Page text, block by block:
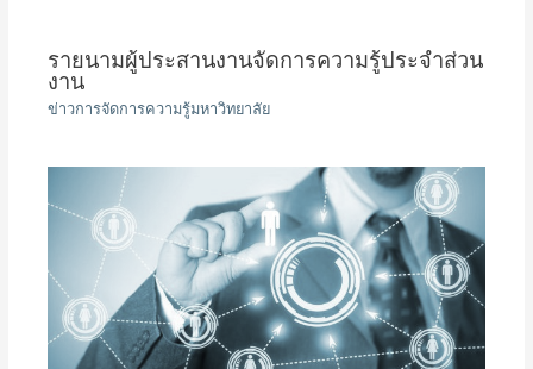
รายนามผู้ประสานงานจัดการความรู้ประจำส่วน
งาน
ข่าวการจัดการความรู้มหาวิทยาลัย